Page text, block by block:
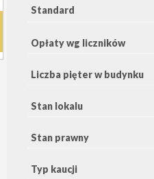
Standard
Opłaty wg liczników
Liczba pięter w budynku
Stan lokalu
Stan prawny
Typ kaucji